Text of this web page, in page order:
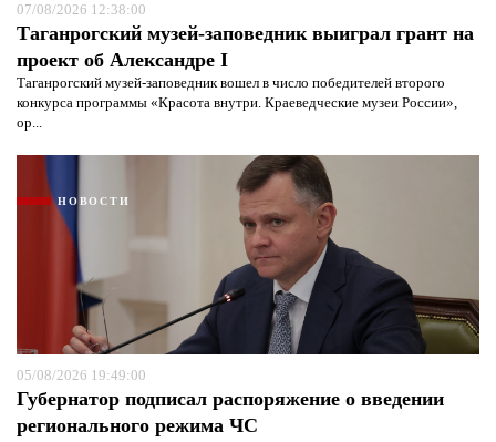
07/08/2026 12:38:00
Таганрогский музей-заповедник выиграл грант на
проект об Александре I
Таганрогский музей-заповедник вошел в число победителей второго
конкурса программы «Красота внутри. Краеведческие музеи России»,
ор...
НОВОСТИ
05/08/2026 19:49:00
Губернатор подписал распоряжение о введении
регионального режима ЧС